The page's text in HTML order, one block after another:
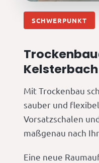
SCHWERPUNKT
Kelsterbach
Mit Trockenbau
sauber und
Vorsatzschalen
maßgenau nach
Eine neue